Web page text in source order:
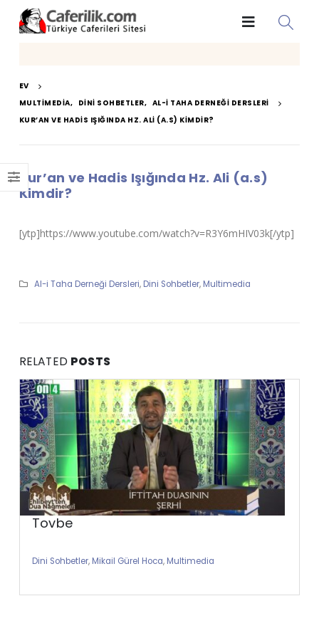
EV
MULTIMEDIA, DINI SOHBETLER, AL-I TAHA DERNEĞI DERSLERI
KUR’AN VE HADIS IŞIĞINDA HZ. ALI (A.S) KIMDIR?
Kur’an ve Hadis Işığında Hz. Ali (a.s)
Kimdir?
[ytp]https://www.youtube.com/watch?v=R3Y6mHIV03k[/ytp]
Al-i Taha Derneği Dersleri, Dini Sohbetler, Multimedia
RELATED POSTS
Tovbe
Dini Sohbetler, Mikail Gürel Hoca, Multimedia